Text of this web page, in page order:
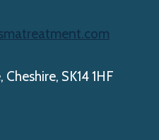
SK14 1HF